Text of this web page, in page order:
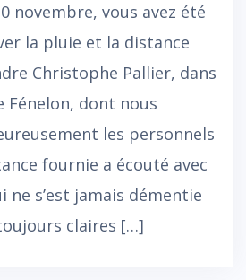
novembre, vous avez été
la pluie et la distance
Christophe Pallier, dans
Fénelon, dont nous
les personnels
fournie a écouté avec
s’est jamais démentie
claires […]